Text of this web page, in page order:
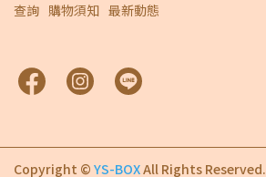
查詢 購物須知 最新動態
Copyright © YS-BOXAll Rights Reserved.